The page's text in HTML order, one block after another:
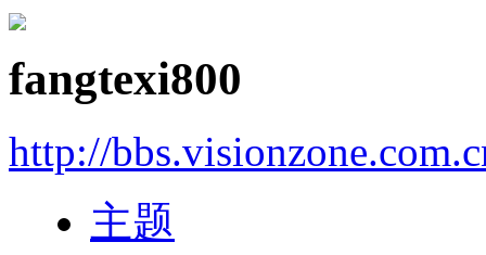
fangtexi800
http://
主题